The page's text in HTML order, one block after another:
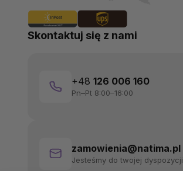
Skontaktuj się z nami
+48 126 006 160
Pn–Pt 8:00–16:00
zamowienia@natima.pl
Jesteśmy do twojej dyspozycji